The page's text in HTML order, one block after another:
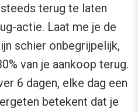
terug te laten
actie. Laat me je de
schier onbegrijpelijk,
van je aankoop terug.
6 dagen, elke dag een
betekent dat je